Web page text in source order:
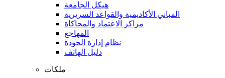
هيكل الجامعة
المباني الأكاديمية والقواعد السريرية
مراكز الاعتماد والمحاكاة
المهاجع
نظام إدارة الجودة
دليل الهاتف
ملكات